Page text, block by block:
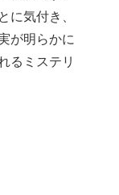
に気付き、
が明らかに
るミステリ